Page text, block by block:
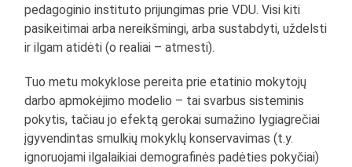
pedagoginio instituto prijungimas prie VDU. Visi kiti
pasikeitimai arba nereikšmingi, arba sustabdyti, uždelsti
ir ilgam atidėti (o realiai – atmesti).
Tuo metu mokyklose pereita prie etatinio mokytojų
darbo apmokėjimo modelio – tai svarbus sisteminis
pokytis, tačiau jo efektą gerokai sumažino lygiagrečiai
įgyvendintas smulkių mokyklų konservavimas (t.y.
ignoruojami ilgalaikiai demografinės padėties pokyčiai)